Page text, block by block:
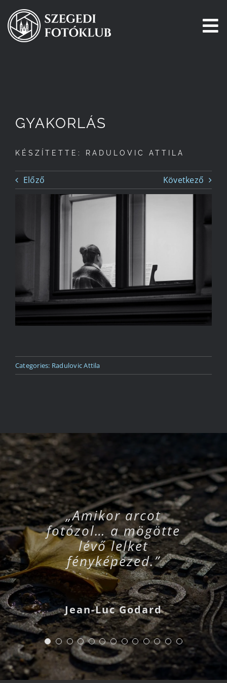
Kihagyás
Pályázatok
Tagjaink
Csatlakozz!
GYAKORLÁS
KÉSZÍTETTE: RADULOVIC ATTILA
Előző Következő
Categories: Radulovic Attila
„Amikor arcot
fotózol… a mögötte
lévő lelket
fényképezed.”
Jean-Luc Godard